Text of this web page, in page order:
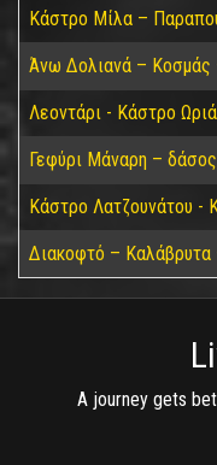
Κάστρο Μίλα –
Άνω Δολιανά –
Λεοντάρι - Κάστρο
Γεφύρι Μάναρη –
Κάστρο Λατζουνάτου -
Διακοφτό –
A journey gets